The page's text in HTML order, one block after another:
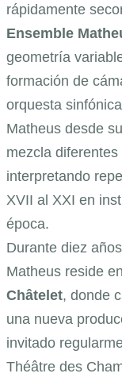
rápidamente se
Ensemble
geometría
formación de
orquesta
Matheus desde
mezcla
interpretando
XVII al XXI en
época.
Durante diez
Matheus reside
Châtelet, donde
una nueva
invitado
Théâtre des